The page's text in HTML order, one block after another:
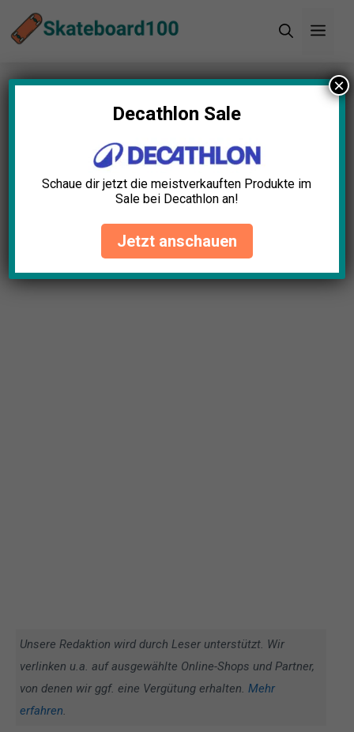
Inhalt
Startseite»Blog»Rollen Skateboard Test: Die 11
besten Rollen Skateboards (Bestenliste)
Rollen Skateboard Test: Die
11 besten Rollen Skateboards
(Bestenliste)
Unsere Redaktion wird durch Leser unterstützt. Wir
verlinken u.a. auf ausgewählte Online-Shops und Partner,
von denen wir ggf. eine Vergütung erhalten. Mehr
erfahren.
Decathlon Sale
Schaue dir jetzt die meistverkauften Produkte im
Sale bei Decathlon an!
Jetzt anschauen
×